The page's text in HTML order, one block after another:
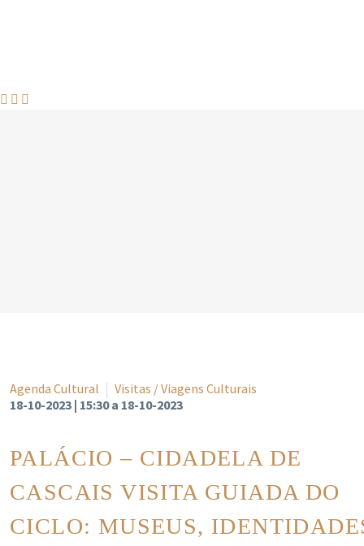
  
Agenda Cultural
Visitas / Viagens Culturais
18-10-2023 | 15:30 a 18-10-2023
PALÁCIO – CIDADELA DE
CASCAIS VISITA GUIADA DO
CICLO: MUSEUS,